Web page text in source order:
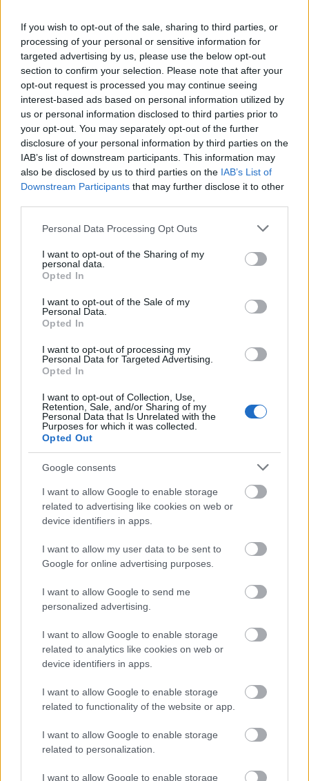
If you wish to opt-out of the sale, sharing to third parties, or
processing of your personal or sensitive information for
targeted advertising by us, please use the below opt-out
section to confirm your selection. Please note that after your
opt-out request is processed you may continue seeing
interest-based ads based on personal information utilized by
us or personal information disclosed to third parties prior to
your opt-out. You may separately opt-out of the further
disclosure of your personal information by third parties on the
IAB’s list of downstream participants. This information may
also be disclosed by us to third parties on the IAB’s List of
Downstream Participants that may further disclose it to other
Please note that this website/app uses one or more Google
not limited to your visit or usage behaviour. You may click to
grant or deny consent to Google and its third-party tags to
use your data for below specified purposes in below Google
consent section.
Personal Data Processing Opt Outs
I want to opt-out of the Sharing of my
personal data.
Opted In
I want to opt-out of the Sale of my
Personal Data.
Opted In
I want to opt-out of processing my
Personal Data for Targeted Advertising.
Opted In
I want to opt-out of Collection, Use,
Retention, Sale, and/or Sharing of my
Personal Data that Is Unrelated with the
Purposes for which it was collected.
Opted Out
Google consents
I want to allow Google to enable storage
related to advertising like cookies on web or
device identifiers in apps.
I want to allow my user data to be sent to
Google for online advertising purposes.
I want to allow Google to send me
personalized advertising.
I want to allow Google to enable storage
related to analytics like cookies on web or
device identifiers in apps.
I want to allow Google to enable storage
related to functionality of the website or app.
I want to allow Google to enable storage
related to personalization.
I want to allow Google to enable storage
Τέιλορ για δύο φίλουςμου που τα έφτιαξαν». Όχι
ότι αυτό αφορά κανέναν».